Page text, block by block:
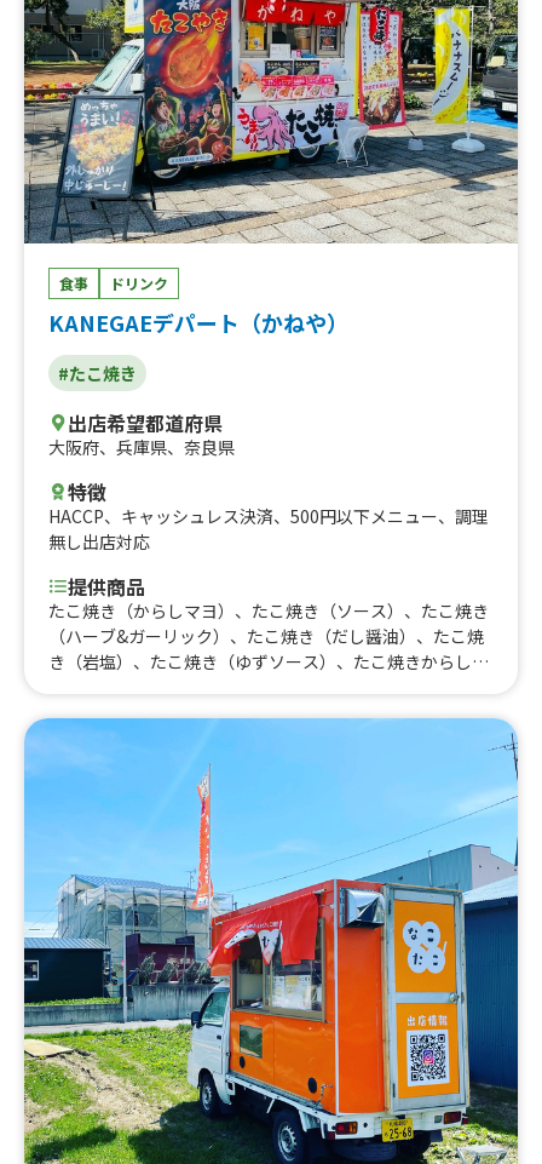
食事 ドリンク
KANEGAEデパート（かねや）
#たこ焼き
出店希望都道府県
大阪府、 兵庫県、 奈良県
特徴
HACCP、 キャッシュレス決済、 500円以下メニュー、 調理
無し出店対応
提供商品
たこ焼き（からしマヨ）、たこ焼き（ソース）、たこ焼き
（ハーブ&ガーリック）、たこ焼き（だし醤油）、たこ焼
き（岩塩）、たこ焼き（ゆずソース）、たこ焼きからしマ
12個、たこ焼きだし醤油12個、たこ焼き塩12個、たこ焼
きゆずソース12個、たこせん（プレーン）、元祖たこせん
（たこ焼きのせ）、たません